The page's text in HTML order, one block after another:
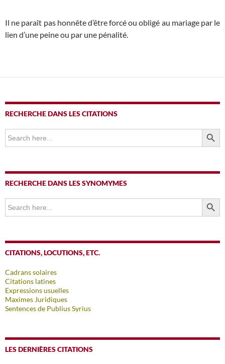
Il ne paraît pas honnête d’être forcé ou obligé au mariage par le
lien d’une peine ou par une pénalité.
RECHERCHE DANS LES CITATIONS
Search
for:
SEARCH
RECHERCHE DANS LES SYNOMYMES
Search
for:
SEARCH
CITATIONS, LOCUTIONS, ETC.
Cadrans solaires
Citations latines
Expressions usuelles
Maximes Juridiques
Sentences de Publius Syrius
LES DERNIÈRES CITATIONS